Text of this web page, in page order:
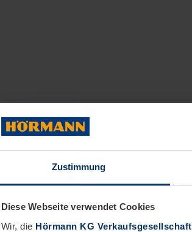
Zustimmung
Diese Webseite verwendet Cookies
Wir, die Hörmann KG Verkaufsgesellschaft